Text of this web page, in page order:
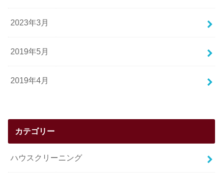
2023年3月
2019年5月
2019年4月
カテゴリー
ハウスクリーニング